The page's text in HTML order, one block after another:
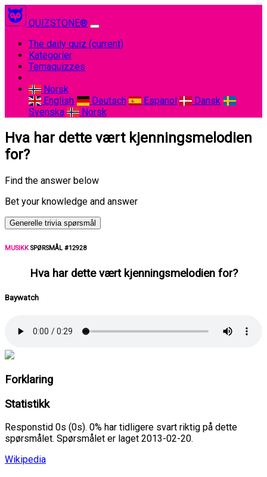
QUIZSTONE®
The daily quiz (current)
Kategorier
Temaquizzes
Norsk
English
Deutsch Espanol
Dansk
Svenska
Norsk
Hva har dette vært kjenningsmelodien
for?
Find the answer below
Bet your knowledge and answer
Generelle trivia spørsmål
MUSIKKSPØRSMÅL #12928
Hva har dette vært kjenningsmelodien for?
Baywatch
Forklaring
Statistikk
Responstid 0s (0s). 0% har tidligere svart riktig på dette
spørsmålet. Spørsmålet er laget 2013-02-20.
Wikipedia